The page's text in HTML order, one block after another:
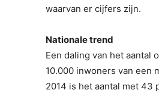
waarvan er cijfers zijn.
Nationale trend
Een daling van het aantal
10.000 inwoners van een
2014 is het aantal met 43